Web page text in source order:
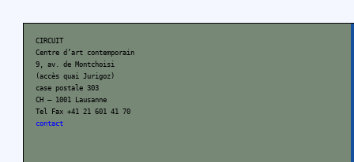
CIRCUIT
Centre d’art contemporain
9, av. de Montchoisi
(accès quai Jurigoz)
case postale 303
CH – 1001 Lausanne
Tel Fax +41 21 601 41 70
contact